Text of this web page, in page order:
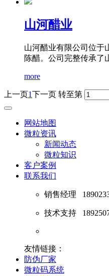
山河醋业
山河醋业有限公司位于
陈醋。公司完整传承了
more
上一页1下一页 转至第
网站地图
微粒资讯
新闻动态
微粒知识
客户案例
联系我们
销售经理
技术支持
友情链接：
防伪厂家
微粒码系统